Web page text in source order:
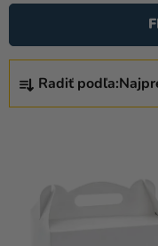
Pečenie
Novinky
Kreatívne
A
D
Radiť podľa:
Ý
P
I
S
P